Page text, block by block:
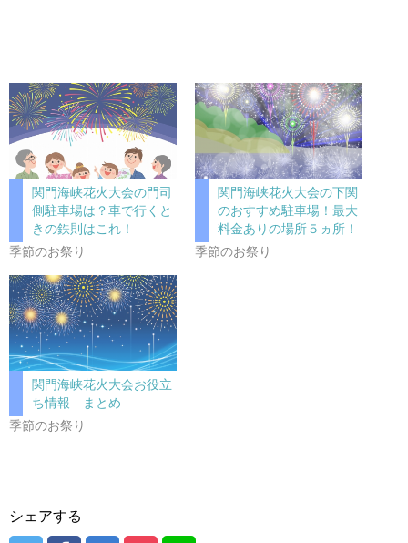
関門海峡花火大会の門司
側駐車場は？車で行くと
きの鉄則はこれ！
季節のお祭り
関門海峡花火大会の下関
のおすすめ駐車場！最大
料金ありの場所５ヵ所！
季節のお祭り
関門海峡花火大会お役立
ち情報 まとめ
季節のお祭り
シェアする